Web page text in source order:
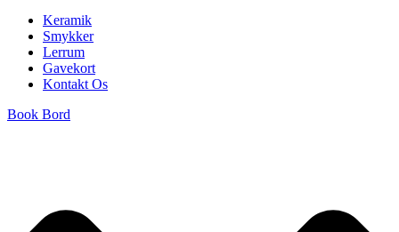
Keramik
Smykker
Lerrum
Gavekort
Kontakt Os
Book Bord